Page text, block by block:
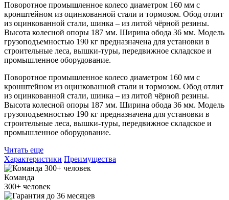
Поворотное промышленное колесо диаметром 160 мм с
кронштейном из оцинкованной стали и тормозом. Обод отлит
из оцинкованной стали, шинка – из литой чёрной резины.
Высота колесной опоры 187 мм. Ширина обода 36 мм. Модель
грузоподъемностью 190 кг предназначена для установки в
строительные леса, вышки-туры, передвижное складское и
промышленное оборудование.
Поворотное промышленное колесо диаметром 160 мм с
кронштейном из оцинкованной стали и тормозом. Обод отлит
из оцинкованной стали, шинка – из литой чёрной резины.
Высота колесной опоры 187 мм. Ширина обода 36 мм. Модель
грузоподъемностью 190 кг предназначена для установки в
строительные леса, вышки-туры, передвижное складское и
промышленное оборудование.
Читать еще
Характеристики Преимущества
Команда
300+ человек